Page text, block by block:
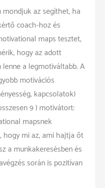
az segíthet, ha
coach-hoz és
maps tesztet,
hogy az adott
a legmotiváltabb. A
motivációs
kapcsolatok)
9 ) motivátort:
mapsnek
hogy mi az, ami hajtja őt
a munkakeresésben és
során is pozitívan